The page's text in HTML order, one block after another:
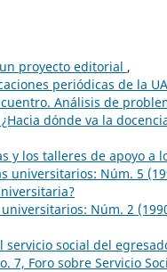
proyecto editorial ,
periódicas de la
Análisis de
dónde va la
y los talleres de apoyo a
universitarios: Núm. 5
Núm. 2
servicio social del
7, Foro sobre Servicio